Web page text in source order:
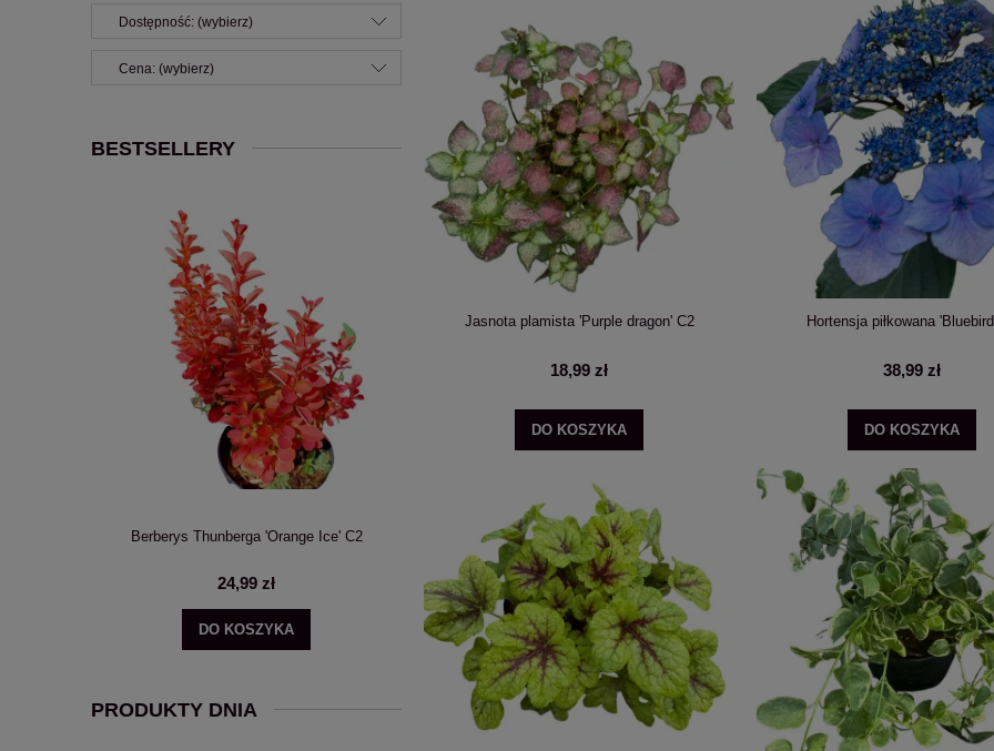
Dostępność: (wybierz)
Cena: (wybierz)
BESTSELLERY
Berberys Thunberga 'Orange Ice' C2
24,99 zł
DO KOSZYKA
Hortensja bukietowa 'Living Cotton Cream' na
niskm 40cm pniu
69,99 zł
POWIADOM O DOSTĘPNOŚCI
Hortensja ogrodowa Forever&Ever® Red
kwitnie na tegorocznych pędach
79,99 zł
DO KOSZYKA
PRODUKTY DNIA
Jasnota plamista 'Purple dragon' C2
18,99 zł
DO KOSZYKA
Hortensja piłkowana
38,99 zł
DO KOSZYKA